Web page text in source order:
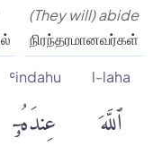
(They will) abide
நிரந்தரமானவர்கள்
l-laha
ٱللَّهَ
ʿindahu
عِندَهُۥٓ